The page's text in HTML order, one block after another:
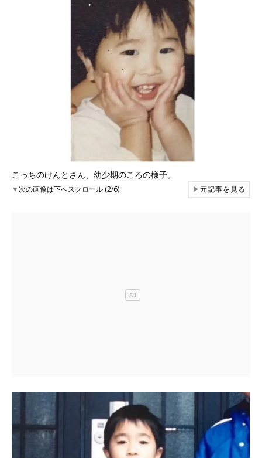
こっちのけんとさん、幼少期のころの様子。
▼次の画像は下へスクロール (2/6) ▶元記事を見る